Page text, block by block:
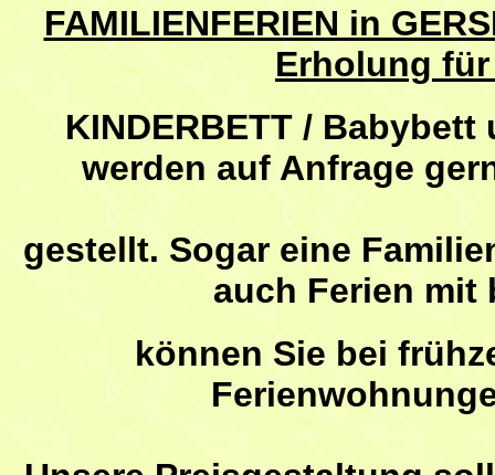
FAMILIENFERIEN in
Erholung
KINDERBETT /
werden auf Anfrage
gestellt. Sogar eine
auch Ferien mit
können Sie bei